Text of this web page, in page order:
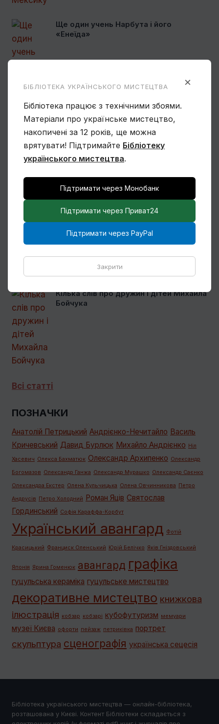
Ще один учень Нарбута і його
«Енеїда»
Чому Віктор Замирайло український
художник?
Спогади Марії Котляревської про
Кілька слів про дружин і дітей Михайла
Бойчука
Всі статті
ПОЗНАЧКИ
Анатолій Петрицький Андрієнко-Нечитайло Василь
Кричевський Давид Бурлюк Михайло Андрієнко Ніл
Хасевич Олекса Бахматюк Олександр Архипенко Олександр
Богомазов Олександр Ганжа Олександр Мурашко Олександр Саєнко
Олександра Екстер Олена Кульчицька Олена Овчинникова Петро
Андрусів Петро Холодний Роман Яців Святослав
Гординський Софія Караффа-Корбут
Український авангард Фотій
Красицький Франциск Оленський Юрій Белічко Яків Гніздовський
Японія Ярина Гоменюк авангард графiка
гуцульська кераміка гуцульське мистецтво
декоративне мистецтво книжкова
ілюстрація кобзар кобзарі кубофутуризм мемуари
музеї Києва офорти пейзаж петриківка портрет
скульптура сценографія українська сецесія
Бібліотека українського мистецтва — онлайн-бібліотека,
розташована у Києві. Контент Бібліотеки складається з
×
БІБЛІОТЕКА УКРАЇНСЬКОГО МИСТЕЦТВА
Бібліотека працює з технічними збоями.
Матеріали про українське мистецтво,
накопичені за 12 років, ще можна
врятувати! Підтримайте Бібліотеку
українського мистецтва.
Підтримати через Монобанк
Підтримати через Приват24
Підтримати через PayPal
Закрити